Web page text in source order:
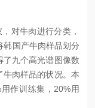
对牛肉进行分类，
韩国产牛肉样品划分
九个高光谱图像数
肉样品的状况。本
作训练集，20%用